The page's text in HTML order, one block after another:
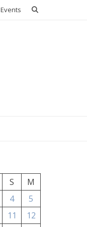
Events
S
M
4
5
11
12